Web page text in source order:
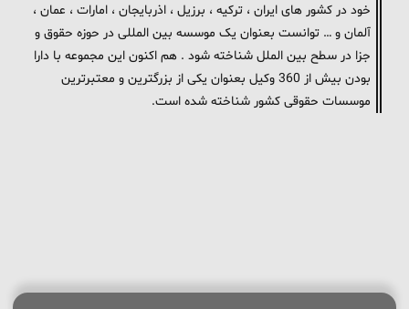
خود در کشور های ایران ، ترکیه ، برزیل ، اذربایجان ، امارات ، عمان ،
آلمان و … توانست بعنوان یک موسسه بین المللی در حوزه حقوق و
جزا در سطح بین الملل شناخته شود . هم اکنون این مجموعه با دارا
بودن بیش از 360 وکیل بعنوان یکی از بزرگترین و معتبرترین
موسسات حقوقی کشور شناخته شده است.